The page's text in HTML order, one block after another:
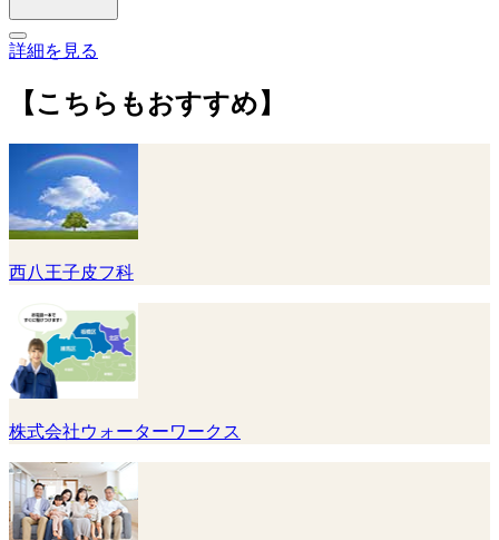
詳細を見る
【こちらもおすすめ】
西八王子皮フ科
株式会社ウォーターワークス